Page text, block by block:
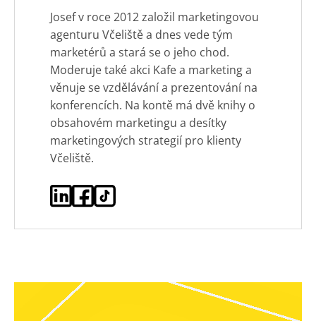
Josef v roce 2012 založil marketingovou
agenturu Včeliště a dnes vede tým
marketérů a stará se o jeho chod.
Moderuje také akci Kafe a marketing a
věnuje se vzdělávání a prezentování na
konferencích. Na kontě má dvě knihy o
obsahovém marketingu a desítky
marketingových strategií pro klienty
Včeliště.